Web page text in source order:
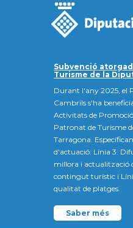
Subvenció
Turisme de la
Durant l'any 2025, el
Cambrils s'ha
Activitats de
Patronat de Turisme
Tarragona.
d'actuació: Línia 3:
millora i actualització
contingut turístic i
qualitat de platges.
Saber més